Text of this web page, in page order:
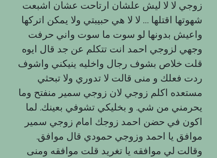
زوجي لا لا ليش علشان ارتاحت عشان اشبعت
شهوتها اقتلها … لا لا هي حبيبتي ولا يمكن اتركها
واعيش بدونها لو سوت ما سوت واني حرفت
وجهي لزوجي احمد انت تتكلم عن جد قال ايوه
قلت خلاص بشوف رجال واخليه ينيكني واشوف
ردت فعلك و منى قالت لا تدوري ولا تبحثي
مستعده اكلم زوجي لان زوجي سمير منفتح وما
يحرمني من شي. و بخليكي تشوفي بعينك. لما
اكون في حضن احمد زوجك امام زوجي سمير
موافق يا احمد وزوجي حمودي قال موافق.
وقالت لي موافقه يا تغريد قلت موافقه ومنی